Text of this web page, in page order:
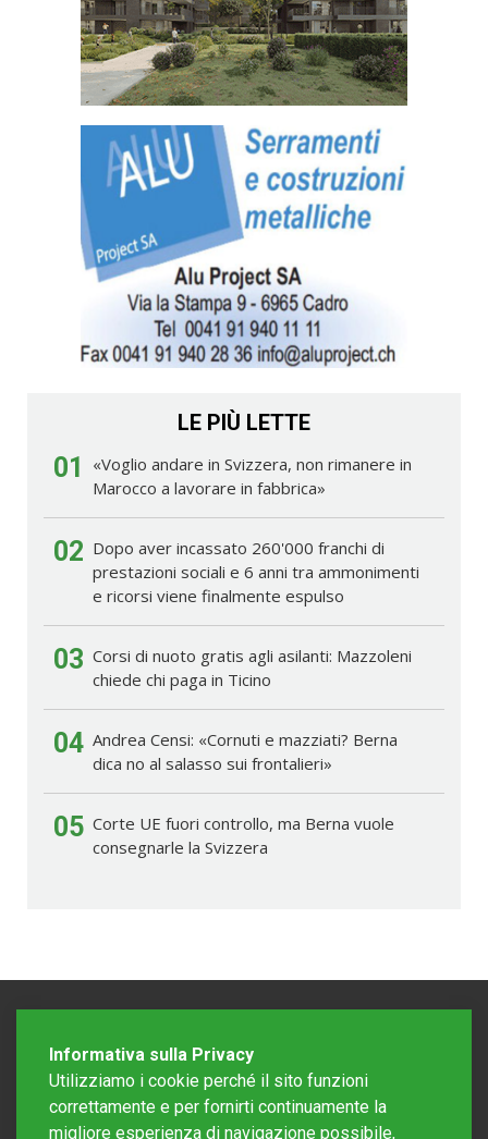
LE PIÙ LETTE
01
«Voglio andare in Svizzera, non rimanere in
Marocco a lavorare in fabbrica»
02 Dopo aver incassato 260'000 franchi di
prestazioni sociali e 6 anni tra ammonimenti
e ricorsi viene finalmente espulso
03 Corsi di nuoto gratis agli asilanti: Mazzoleni
chiede chi paga in Ticino
04 Andrea Censi: «Cornuti e mazziati? Berna
dica no al salasso sui frontalieri»
05 Corte UE fuori controllo, ma Berna vuole
consegnarle la Svizzera
Informativa sulla Privacy
Utilizziamo i cookie perché il sito funzioni
correttamente e per fornirti continuamente la
migliore esperienza di navigazione possibile,